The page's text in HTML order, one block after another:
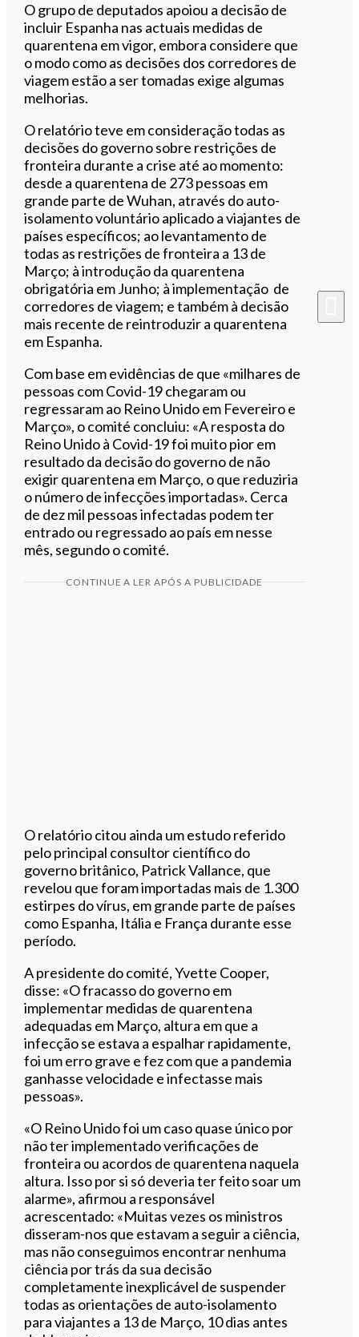
O grupo de deputados apoiou a decisão de
incluir Espanha nas actuais medidas de
quarentena em vigor, embora considere que
o modo como as decisões dos corredores de
viagem estão a ser tomadas exige algumas
melhorias.
O relatório teve em consideração todas as
decisões do governo sobre restrições de
fronteira durante a crise até ao momento:
desde a quarentena de 273 pessoas em
grande parte de Wuhan, através do auto-
isolamento voluntário aplicado a viajantes de
países específicos; ao levantamento de
todas as restrições de fronteira a 13 de
Março; à introdução da quarentena
obrigatória em Junho; à implementação de
corredores de viagem; e também à decisão
mais recente de reintroduzir a quarentena
em Espanha.
Com base em evidências de que «milhares de
pessoas com Covid-19 chegaram ou
regressaram ao Reino Unido em Fevereiro e
Março», o comité concluiu: «A resposta do
Reino Unido à Covid-19 foi muito pior em
resultado da decisão do governo de não
exigir quarentena em Março, o que reduziria
o número de infecções importadas». Cerca
de dez mil pessoas infectadas podem ter
entrado ou regressado ao país em nesse
mês, segundo o comité.
CONTINUE A LER APÓS A PUBLICIDADE
O relatório citou ainda um estudo referido
pelo principal consultor científico do
governo britânico, Patrick Vallance, que
revelou que foram importadas mais de 1.300
estirpes do vírus, em grande parte de países
como Espanha, Itália e França durante esse
período.
A presidente do comité, Yvette Cooper,
disse: «O fracasso do governo em
implementar medidas de quarentena
adequadas em Março, altura em que a
infecção se estava a espalhar rapidamente,
foi um erro grave e fez com que a pandemia
ganhasse velocidade e infectasse mais
pessoas».
«O Reino Unido foi um caso quase único por
não ter implementado verificações de
fronteira ou acordos de quarentena naquela
altura. Isso por si só deveria ter feito soar um
alarme», afirmou a responsável
acrescentado: «Muitas vezes os ministros
disseram-nos que estavam a seguir a ciência,
mas não conseguimos encontrar nenhuma
ciência por trás da sua decisão
completamente inexplicável de suspender
todas as orientações de auto-isolamento
para viajantes a 13 de Março, 10 dias antes